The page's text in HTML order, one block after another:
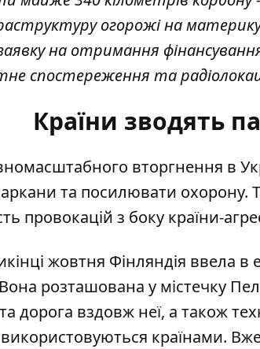
огорожі на
на отримання
спостереження та
Країни зводять
вторгнення в
та посилювати охорону.
провокацій з боку країни-
жовтня Фінляндія ввела в
розташована у містечку
дорога вздовж неї, а також
країнами.